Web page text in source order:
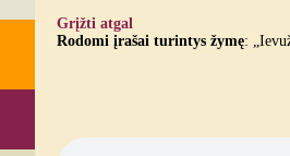
Grįžti atgal
Rodomi įrašai turintys žymę: